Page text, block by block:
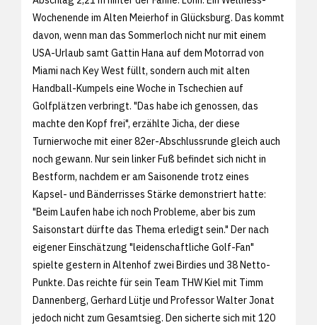
Wochenende im Alten Meierhof in Glücksburg. Das kommt
davon, wenn man das Sommerloch nicht nur mit einem
USA-Urlaub samt Gattin Hana auf dem Motorrad von
Miami nach Key West füllt, sondern auch mit alten
Handball-Kumpels eine Woche in Tschechien auf
Golfplätzen verbringt. "Das habe ich genossen, das
machte den Kopf frei", erzählte Jicha, der diese
Turnierwoche mit einer 82er-Abschlussrunde gleich auch
noch gewann. Nur sein linker Fuß befindet sich nicht in
Bestform, nachdem er am Saisonende trotz eines
Kapsel- und Bänderrisses Stärke demonstriert hatte:
"Beim Laufen habe ich noch Probleme, aber bis zum
Saisonstart dürfte das Thema erledigt sein." Der nach
eigener Einschätzung "leidenschaftliche Golf-Fan"
spielte gestern in Altenhof zwei Birdies und 38 Netto-
Punkte. Das reichte für sein Team THW Kiel mit Timm
Dannenberg, Gerhard Lütje und Professor Walter Jonat
jedoch nicht zum Gesamtsieg. Den sicherte sich mit 120